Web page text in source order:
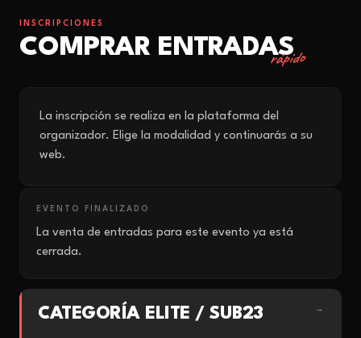
INSCRIPCIONES
COMPRAR ENTRADAS
rápido
La inscripción se realiza en la plataforma del
organizador. Elige la modalidad y continuarás a su
web.
EVENTO FINALIZADO
La venta de entradas para este evento ya está
cerrada.
CATEGORÍA ELITE / SUB23 →